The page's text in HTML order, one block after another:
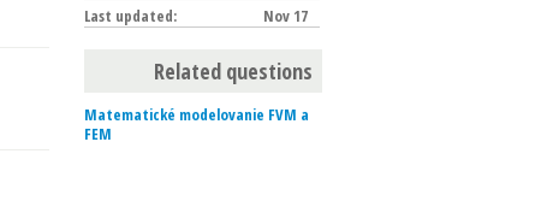
Last updated:
Nov 17
Related questions
Matematické modelovanie FVM a
FEM